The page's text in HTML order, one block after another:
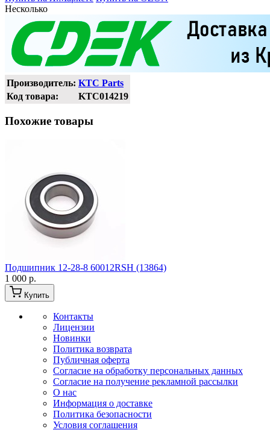
Несколько
Производитель: KTC Parts
Код товара:
KTC014219
Похожие товары
Подшипник 12-28-8 60012RSH (13864)
1 000 р.
Купить
Контакты
Лицензии
Новинки
Политика возврата
Публичная оферта
Согласие на обработку персональных данных
Согласие на получение рекламной рассылки
О нас
Информация о доставке
Политика безопасности
Условия соглашения